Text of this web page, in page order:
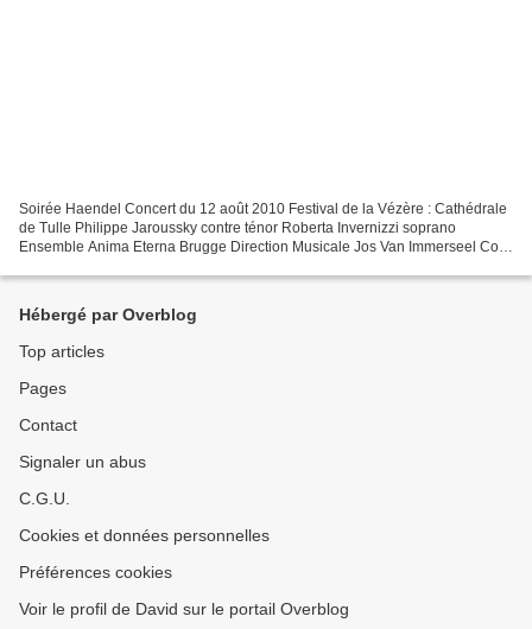
Soirée Haendel Concert du 12 août 2010 Festival de la Vézère : Cathédrale
de Tulle Philippe Jaroussky contre ténor Roberta Invernizzi soprano
Ensemble Anima Eterna Brugge Direction Musicale Jos Van Immerseel Con
Hébergé par Overblog
Top articles
Pages
Contact
Signaler un abus
C.G.U.
Cookies et données personnelles
Préférences cookies
Voir le profil de David sur le portail Overblog